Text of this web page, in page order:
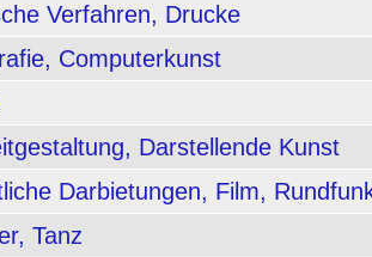
Verfahren, Drucke
Computerkunst
Darstellende Kunst
Darbietungen, Film,
Tanz